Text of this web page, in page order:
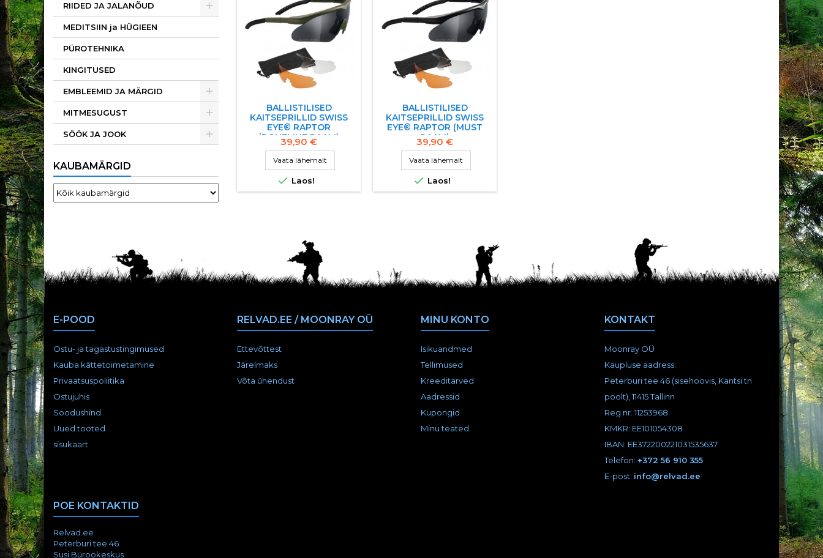
RIIDED JA JALANÕUD
MEDITSIIN ja HÜGIEEN
PÜROTEHNIKA
KINGITUSED
EMBLEEMID JA MÄRGID
MITMESUGUST
SÖÖK JA JOOK
KAUBAMÄRGID
BALLISTILISED
KAITSEPRILLID SWISS
EYE® RAPTOR
(ROHELINE RAAM)
39,90 €
Vaata lähemalt
 Laos!
BALLISTILISED
KAITSEPRILLID SWISS
EYE® RAPTOR (MUST
RAAM)
39,90 €
Vaata lähemalt
 Laos!
E-POOD
Ostu- ja tagastustingimused
Kauba kättetoimetamine
Privaatsuspoliitika
Ostujuhis
Soodushind
Uued tooted
sisukaart
RELVAD.EE / MOONRAY OÜ
Ettevõttest
Järelmaks
Võta ühendust
MINU KONTO
Isikuandmed
Tellimused
Kreeditarved
Aadressid
Kupongid
Minu teated
KONTAKT
Moonray OÜ
Kaupluse aadress:
Peterburi tee 46 (sisehoovis, Kantsi tn
poolt),11415 Tallinn
Reg nr. 11253968
KMKR: EE101054308
IBAN: EE372200221031535637
Telefon: +372 56 910 355
E-post: info@relvad.ee
POE KONTAKTID
Relvad.ee
Peterburi tee 46
Susi Bürookeskus